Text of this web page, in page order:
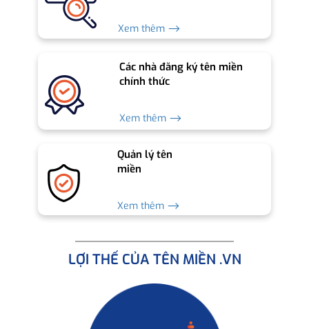
Xem thêm ⟶
Các nhà đăng ký tên miền
chính thức
Xem thêm ⟶
Quản lý tên
miền
Xem thêm ⟶
LỢI THẾ CỦA TÊN MIỀN .VN